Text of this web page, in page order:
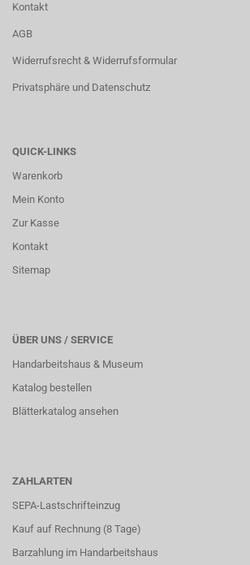
Kontakt
AGB
Widerrufsrecht & Widerrufsformular
Privatsphäre und Datenschutz
QUICK-LINKS
Warenkorb
Mein Konto
Zur Kasse
Kontakt
Sitemap
ÜBER UNS / SERVICE
Handarbeitshaus & Museum
Katalog bestellen
Blätterkatalog ansehen
ZAHLARTEN
SEPA-Lastschrifteinzug
Kauf auf Rechnung (8 Tage)
Barzahlung im Handarbeitshaus